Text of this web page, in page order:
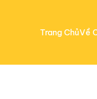
Trang ChủVề